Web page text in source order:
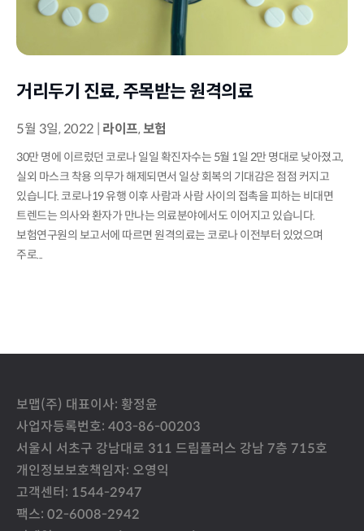
거리두기 진료, 주목받는 원격의료
5월 3일, 2022 라이프,보험
30만 명에 이르렀던 코로나 일일 확진자수는 5월 1일 2만 명대로 낮아졌고,
실외 마스크 착용 의무가 해제되면서 일상 회복의 기대감은 점점 커지고
있습니다. 코로나19 유행 이후 사람과 사람 사이의 접촉을 피하는 비대면
트렌드는 의사와 환자가 만나는 의료분야에서도 이어지고 있습니다.
보험연구원의 보고서에 따르면 원격의료는 코로나 이전부터 있었으며
주로...
보맵(주) 대표이사: 황정윤
사업자등록번호: 403-86-00203
서울시 서초구 강남대로 311 드림플러스 강남 7층 715호
개인정보보호책임자: 오영익
고객센터: 1544-2947
팩스: 02-6008-2942